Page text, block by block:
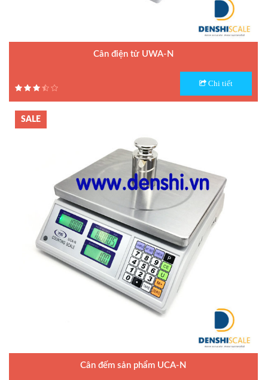
Cân điện tử UWA-N
Hãng sản xuất : UTE
Chi tiết
SALE
Cân đếm sản phẩm UCA-N